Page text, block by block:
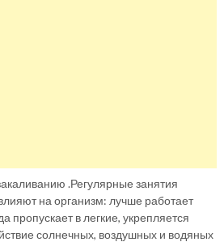
.Регулярные занятия
на организм: лучше работает
пропускает в легкие, укрепляется
солнечных, воздушных и водяных